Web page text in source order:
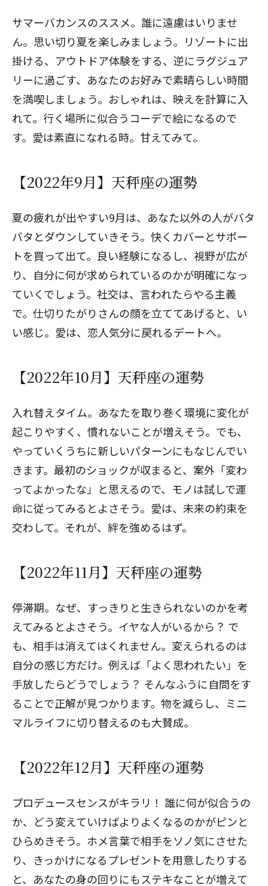
サマーバカンスのススメ。誰に遠慮はいりませ
ん。思い切り夏を楽しみましょう。リゾートに出
掛ける、アウトドア体験をする、逆にラグジュア
リーに過ごす、あなたのお好みで素晴らしい時間
を満喫しましょう。おしゃれは、映えを計算に入
れて。行く場所に似合うコーデで絵になるので
す。愛は素直になれる時。甘えてみて。
【2022年9月】天秤座の運勢
夏の疲れが出やすい9月は、あなた以外の人がバタ
バタとダウンしていきそう。快くカバーとサポー
トを買って出て。良い経験になるし、視野が広が
り、自分に何が求められているのかが明確になっ
ていくでしょう。社交は、言われたらやる主義
で。仕切りたがりさんの顔を立ててあげると、い
い感じ。愛は、恋人気分に戻れるデートへ。
【2022年10月】天秤座の運勢
入れ替えタイム。あなたを取り巻く環境に変化が
起こりやすく、慣れないことが増えそう。でも、
やっていくうちに新しいパターンにもなじんでい
きます。最初のショックが収まると、案外「変わ
ってよかったな」と思えるので、モノは試しで運
命に従ってみるとよさそう。愛は、未来の約束を
交わして。それが、絆を強めるはず。
【2022年11月】天秤座の運勢
停滞期。なぜ、すっきりと生きられないのかを考
えてみるとよさそう。イヤな人がいるから？ で
も、相手は消えてはくれません。変えられるのは
自分の感じ方だけ。例えば「よく思われたい」を
手放したらどうでしょう？ そんなふうに自問をす
ることで正解が見つかります。物を減らし、ミニ
マルライフに切り替えるのも大賛成。
【2022年12月】天秤座の運勢
プロデュースセンスがキラリ！ 誰に何が似合うの
か、どう変えていけばよりよくなるのかがピンと
ひらめきそう。ホメ言葉で相手をソノ気にさせた
り、きっかけになるプレゼントを用意したりする
と、あなたの身の回りにもステキなことが増えて